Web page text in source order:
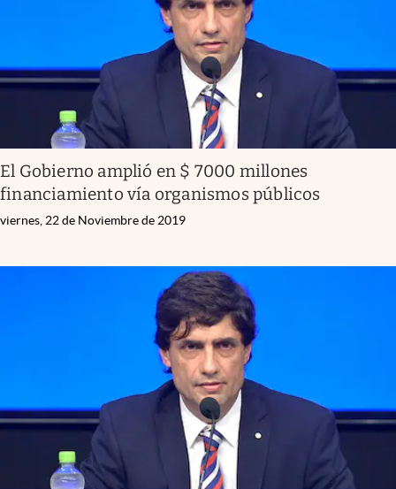
El Gobierno amplió en $ 7000 millones
financiamiento vía organismos públicos
viernes, 22 de Noviembre de 2019